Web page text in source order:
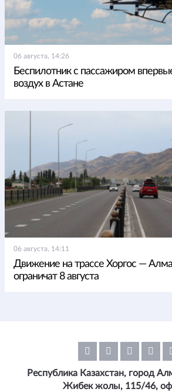
06 августа, 14:26
Беспилотник с пассажиром
воздух в Астане
06 августа, 14:11
Движение на трассе Хоргос —
ограничат 8 августа
Республика Казахстан, город
Жибек жолы, 115/46,